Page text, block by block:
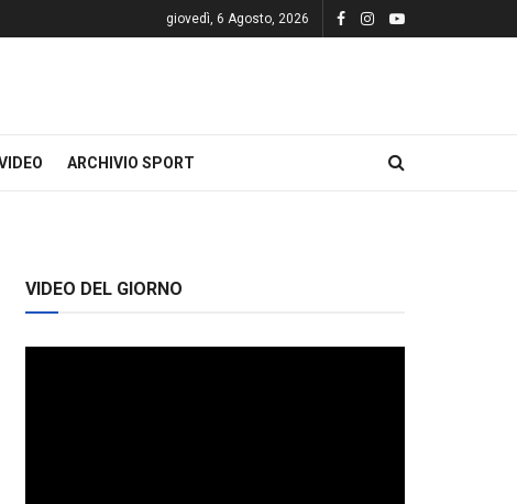
giovedì, 6 Agosto, 2026
ARCHIVIO SPORT
VIDEO DEL GIORNO